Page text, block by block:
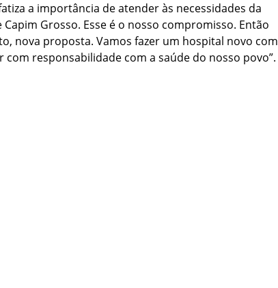
a importância de atender às necessidades da
Grosso. Esse é o nosso compromisso. Então
nova proposta. Vamos fazer um hospital novo com
responsabilidade com a saúde do nosso povo”.